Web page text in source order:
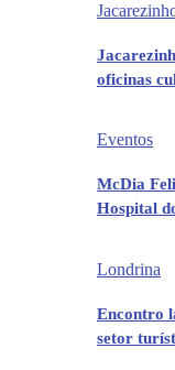
oficinas
Eventos
McDia
Hospital
Londrina
Encontro
setor